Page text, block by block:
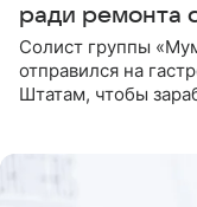
ради ремонта
Солист группы
отправился на
Штатам, чтобы